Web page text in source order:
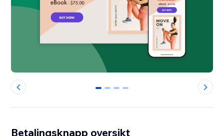
0 1 2 3
Betalingsknapp oversikt